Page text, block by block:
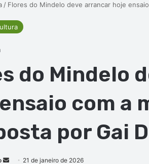
/ Flores do Mindelo deve arrancar hoje
do Mindelo
com a
por Gai
Mande21 de janeiro de 2026